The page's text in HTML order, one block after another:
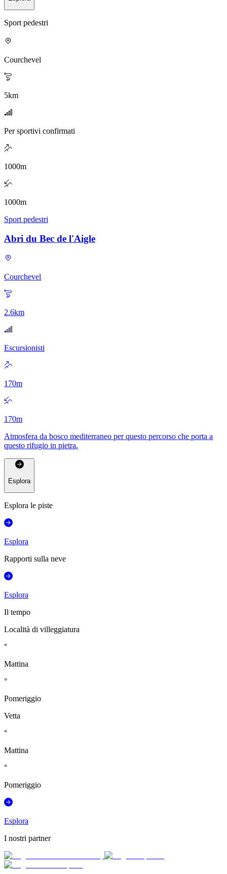
Sport pedestri
Courchevel
5km
Per sportivi confirmati
1000m
1000m
Sport pedestri
Abri du Bec de l'Aigle
Courchevel
2.6km
Escursionisti
170m
170m
Atmosfera da bosco mediterraneo per questo percorso che porta a
questo rifugio in pietra.
Esplora
Esplora le piste
Esplora
Rapporti sulla neve
Esplora
Il tempo
Località di villeggiatura
°
Mattina
°
Pomeriggio
Vetta
°
Mattina
°
Pomeriggio
Esplora
I nostri partner